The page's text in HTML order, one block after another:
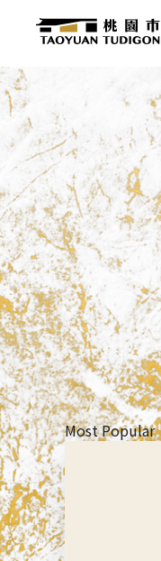
桃園市土地
本宮不燒香、不
地公信仰文化為
Most Popular